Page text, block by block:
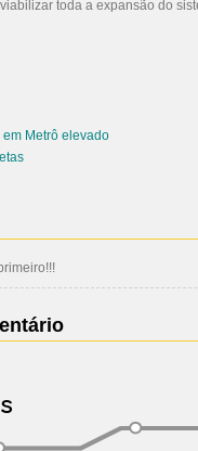
toda a expansão do
Metrô elevado